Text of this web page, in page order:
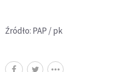
Źródło: PAP / pk